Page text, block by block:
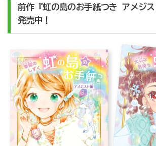
前作『虹の島のお手紙つき アメジ
発売中！